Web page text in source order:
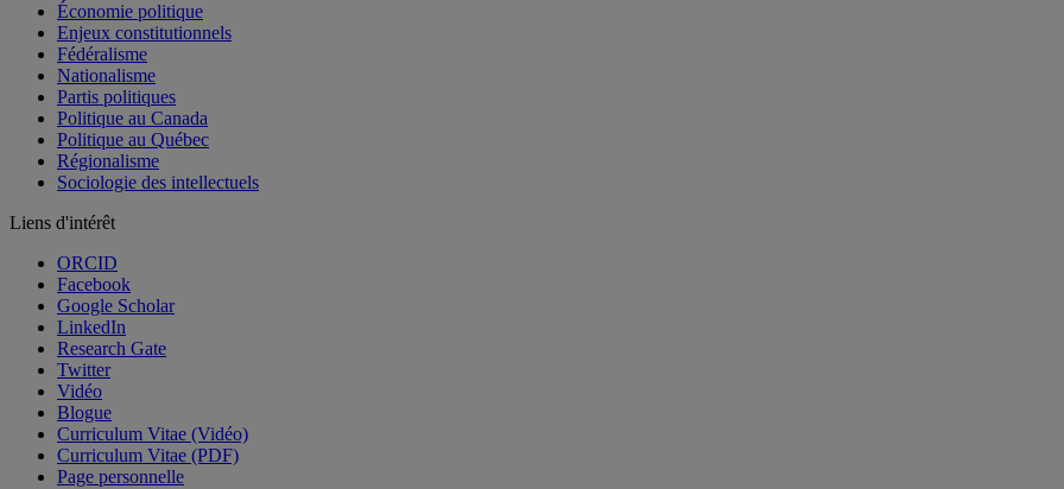
Économie politique
Enjeux constitutionnels
Fédéralisme
Nationalisme
Partis politiques
Politique au Canada
Politique au Québec
Régionalisme
Sociologie des intellectuels
Liens d'intérêt
ORCID
Facebook
Google Scholar
LinkedIn
Research Gate
Twitter
Vidéo
Blogue
Curriculum Vitae (Vidéo)
Curriculum Vitae (PDF)
Page personnelle